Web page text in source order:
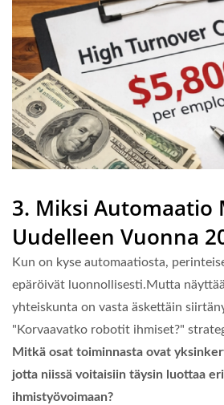
3. Miksi Automaatio
Uudelleen Vuonna
Kun on kyse automaatiosta,
epäröivät luonnollisesti.Mutta
yhteiskunta on vasta äskettäin
"Korvaavatko robotit ihmiset?"
Mitkä osat toiminnasta ovat
jotta niissä voitaisiin täysin luottaa
ihmistyövoimaan?